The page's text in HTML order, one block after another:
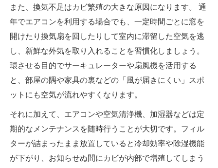
また、換気不足はカビ繁殖の大きな原因になります。 通
年でエアコンを利用する場合でも、一定時間ごとに窓を
開けたり換気扇を回したりして室内に滞留した空気を逃
し、新鮮な外気を取り入れることを習慣化しましょう。
環させる目的でサーキュレーターや扇風機を活用する
と、部屋の隅や家具の裏などの「風が届きにくい」スポ
ットにも空気が流れやすくなります。
それに加えて、エアコンや空気清浄機、加湿器などは定
期的なメンテナンスを随時行うことが大切です。フィル
ターが詰まったまま放置していると冷却効率や除湿機能
が下がり、お知らせぬ間にカビが内部で増殖してしまう